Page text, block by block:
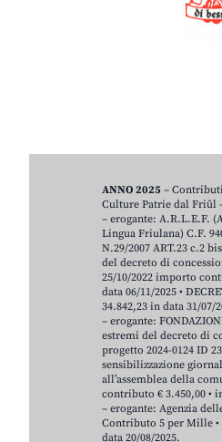
ANNO 2025 –
Culture Patrie dal Friûl
– erogante: A.R.L.E.F.
Lingua Friulana) C.F.
N.29/2007 ART.23 c.2
del decreto di
25/10/2022 importo
data 06/11/2025 •
34.842,23 in data 31/07/
– erogante:
estremi del decreto di
progetto 2024-0124 ID
sensibilizzazione
all’assemblea della
contributo € 3.450,00 •
– erogante: Agenzia
Contributo 5 per Mille •
data 20/08/2025.